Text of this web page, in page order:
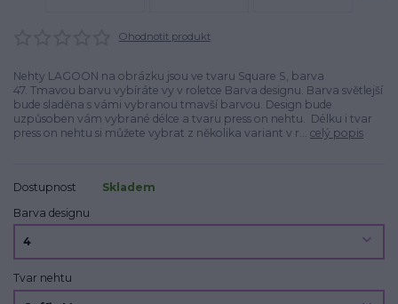
Ohodnotit produkt
Nehty LAGOON na obrázku jsou ve tvaru Square S, barva
47. Tmavou barvu vybíráte vy v roletce Barva designu. Barva světlejší
bude sladěna s vámi vybranou tmavší barvou. Design bude
uzpůsoben vám vybrané délce a tvaru press on nehtu. Délku i tvar
press on nehtu si můžete vybrat z několika variant v r... celý popis
Dostupnost
Skladem
Barva designu
Tvar nehtu